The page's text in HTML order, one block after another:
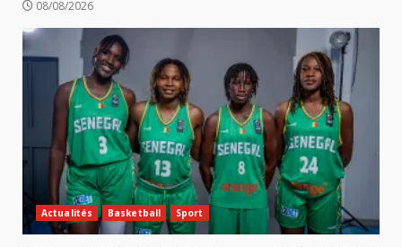
08/08/2026
Actualités Basketball Sport